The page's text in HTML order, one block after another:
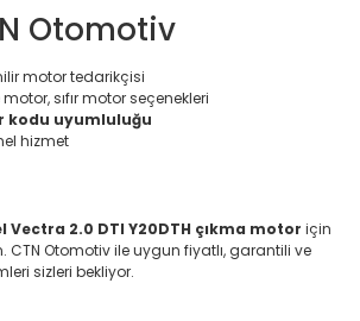
Otomotiv
motor tedarikçisi
sıfır motor seçenekleri
kodu uyumluluğu
hizmet
Vectra 2.0 DTI Y20DTH çıkma motor için
CTN Otomotiv ile uygun fiyatlı, garantili ve
sizleri bekliyor.